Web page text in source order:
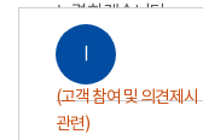
노력하겠습니다.
Ⅰ
(고객 참여 및 의견제시
관련)